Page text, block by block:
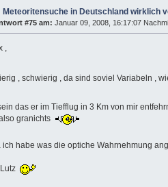
Meteoritensuche in Deutschland wirklich
#75 am: Januar 09, 2008, 16:17:07
, schwierig , da sind soviel Variabeln ,
das er im Tiefflug in 3 Km von mir
granichts
ich habe was die optiche Wahrnehmung